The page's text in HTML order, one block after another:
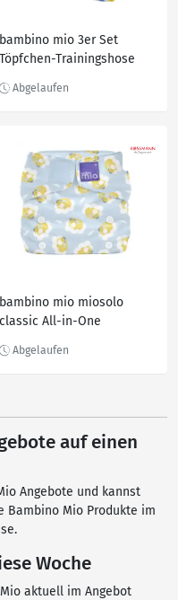
bambino mio 3er Set
Töpfchen-Trainingshose
bambino mio miosolo
classic All-in-One
Giraffe
auf einen
Angebote und kannst
Bambino Mio Produkte im
Woche
aktuell im Angebot